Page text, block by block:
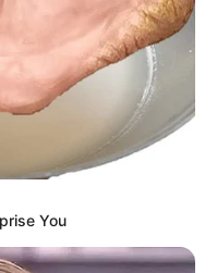
LAINNYA
Ratu Rafa
You